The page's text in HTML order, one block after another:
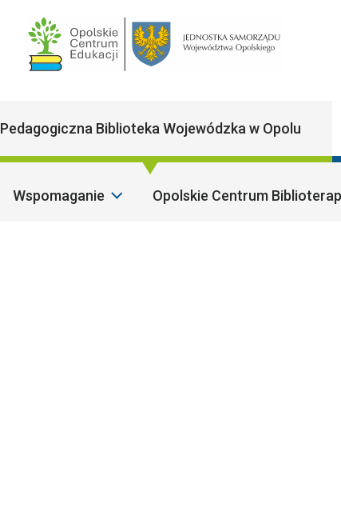
Main
Pedagogiczna Biblioteka Wojewódzka w Opolu
Wspomaganie Opolskie Centrum